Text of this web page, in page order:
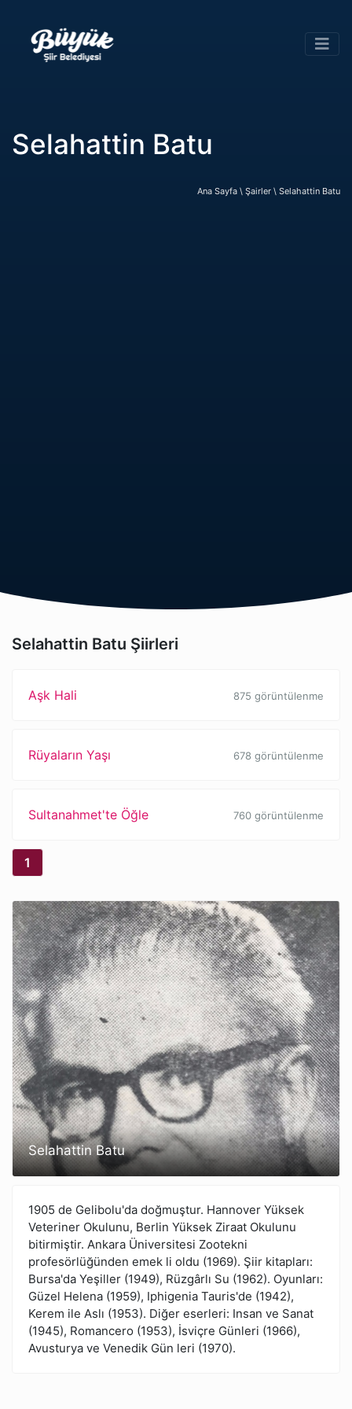
Selahattin Batu
Ana Sayfa \ Şairler \ Selahattin Batu
Selahattin Batu Şiirleri
Aşk Hali 875 görüntülenme
Rüyaların Yaşı 678 görüntülenme
Sultanahmet'te Öğle 760 görüntülenme
1
Selahattin Batu
1905 de Gelibolu'da doğmuştur. Hannover Yüksek
Veteriner Okulunu, Berlin Yüksek Ziraat Okulunu
bitirmiştir. Ankara Üniversitesi Zootekni
profesörlüğünden emek li oldu (1969). Şiir kitapları:
Bursa'da Yeşiller (1949), Rüzgârlı Su (1962). Oyunları:
Güzel Helena (1959), Iphigenia Tauris'de (1942),
Kerem ile Aslı (1953). Diğer eserleri: Insan ve Sanat
(1945), Romancero (1953), İsviçre Günleri (1966),
Avusturya ve Venedik Gün leri (1970).